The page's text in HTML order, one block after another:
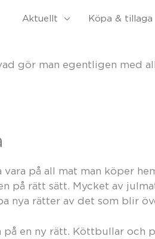
Aktuellt Köpa & tillaga
gör man egentligen
på all mat man köper
på rätt sätt. Mycket av
nya rätter av det som blir
en ny rätt. Köttbullar och